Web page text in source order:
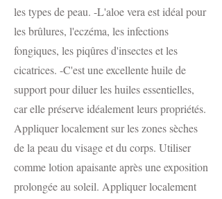
les types de peau. -L'aloe vera est idéal pour
les brûlures, l'eczéma, les infections
fongiques, les piqûres d'insectes et les
cicatrices. -C'est une excellente huile de
support pour diluer les huiles essentielles,
car elle préserve idéalement leurs propriétés.
Appliquer localement sur les zones sèches
de la peau du visage et du corps. Utiliser
comme lotion apaisante après une exposition
prolongée au soleil. Appliquer localement